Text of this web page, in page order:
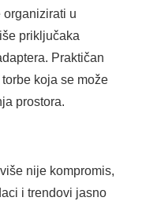
organizirati u
priključaka
Praktičan
koja se može
prostora.
nije kompromis,
i trendovi jasno